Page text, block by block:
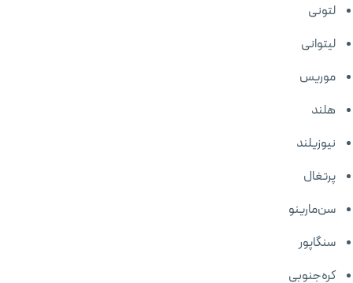
لتونی
لیتوانی
موریس
هلند
نیوزیلند
پرتغال
سن‌مارینو
سنگاپور
کره‌جنوبی